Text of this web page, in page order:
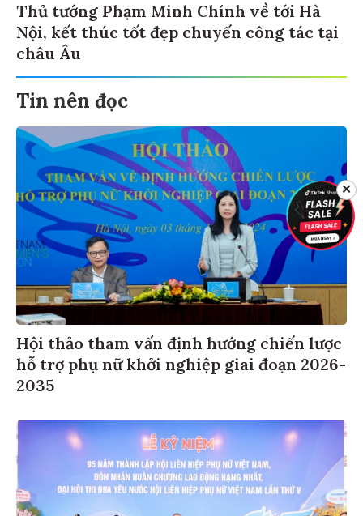
Thủ tướng Phạm Minh Chính về tới Hà
Nội, kết thúc tốt đẹp chuyến công tác tại
châu Âu
Tin nên đọc
Hội thảo tham vấn định hướng chiến lược
hỗ trợ phụ nữ khởi nghiệp giai đoạn 2026-
2035
✕